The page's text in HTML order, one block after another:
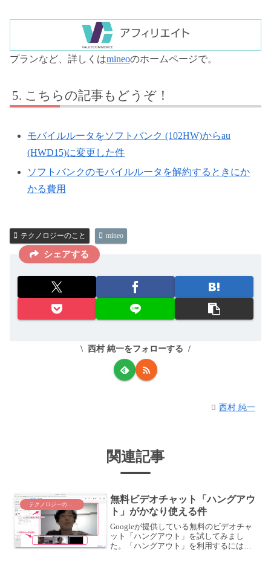
プランなど、詳しくはmineoのホームページで。
こちらの記事もどうぞ！
モバイルルータをソフトバンク (102HW)からau
(HWD15)に変更した件
ソフトバンクのモバイルルータを解約するときにか
かる費用
テクノロジーのこと mineo
シェアする
西村 純一をフォローする
西村 純一
関連記事
テクノロジーのこと
無料ビデオチャット「ハングアウ
ト」がかなり使える件
Googleが提供している無料のビデオチャ
ット「ハングアウト」を試してみまし
た。「ハングアウト」を利用するには、